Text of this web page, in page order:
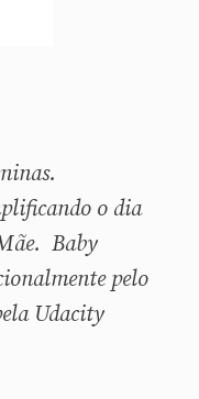
o dia
Baby
pelo
Udacity